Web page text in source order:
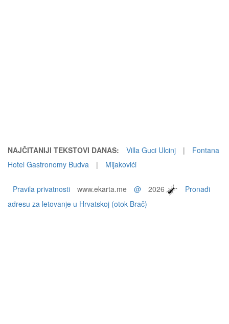
NAJČITANIJI TEKSTOVI DANAS: Villa Guci Ulcinj |
Fontana
Hotel Gastronomy Budva
| Mijakovići
Pravila privatnosti www.ekarta.me @ 2026
Pronađi
adresu za letovanje u Hrvatskoj (otok Brač)